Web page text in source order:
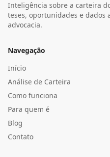
Inteligência sobre a carteira
teses, oportunidades e dados
advocacia.
Navegação
Início
Análise de Carteira
Como funciona
Para quem é
Blog
Contato